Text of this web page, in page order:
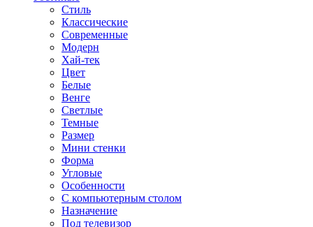
Стиль
Классические
Современные
Модерн
Хай-тек
Цвет
Белые
Венге
Светлые
Темные
Размер
Мини стенки
Форма
Угловые
Особенности
С компьютерным столом
Назначение
Под телевизор